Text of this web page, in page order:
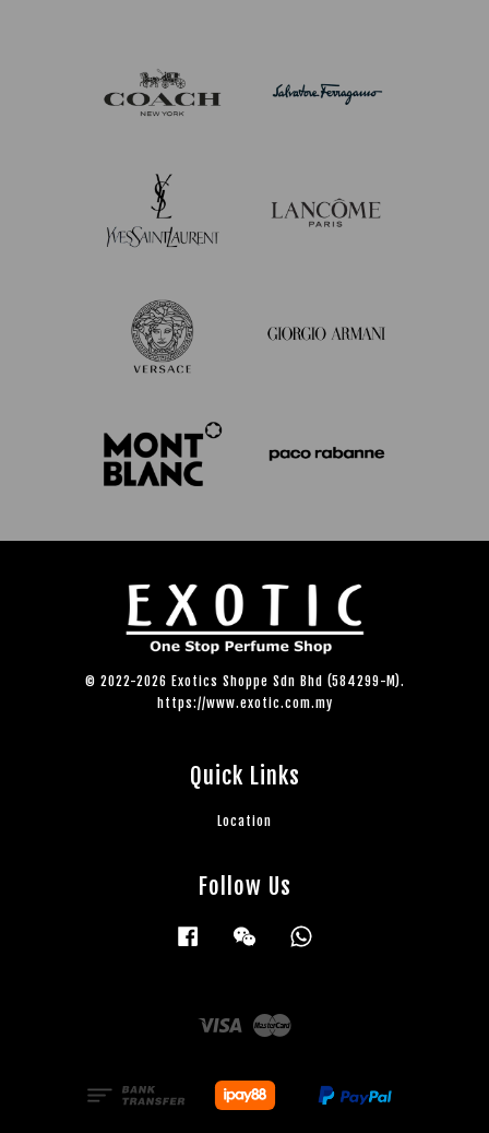
© 2022-2026 Exotics Shoppe Sdn Bhd (584299-M).
https://www.exotic.com.my
Quick Links
Location
Follow Us
Facebook Wechat
Visa